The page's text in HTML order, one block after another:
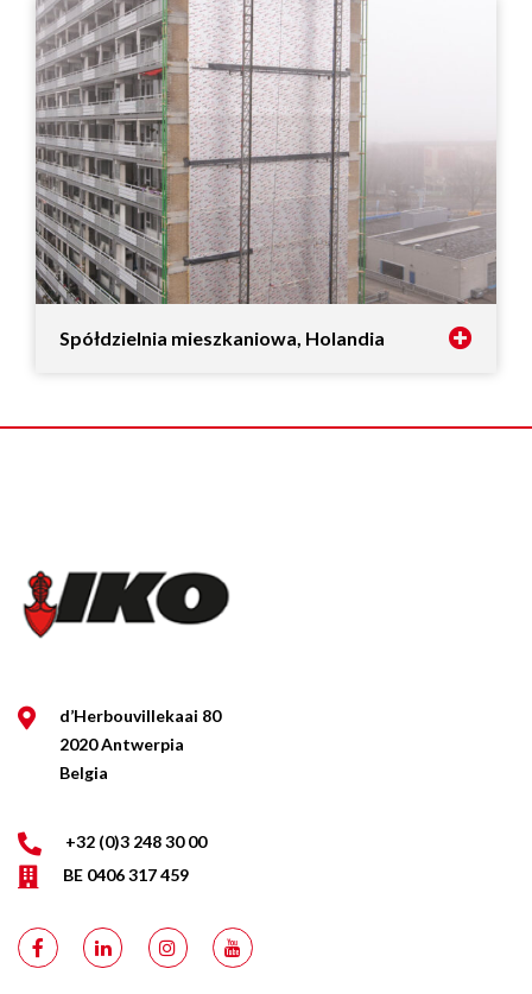
Spółdzielnia mieszkaniowa, Holandia
d’Herbouvillekaai 80
2020 Antwerpia
Belgia
+32 (0)3 248 30 00
BE 0406 317 459